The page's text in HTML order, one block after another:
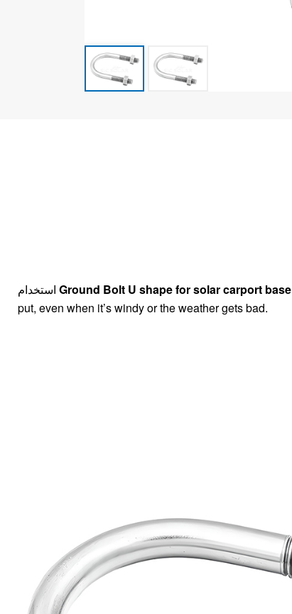
Ground Bolt U shape for solar carport base
put, even when it’s windy or the weather gets bad.